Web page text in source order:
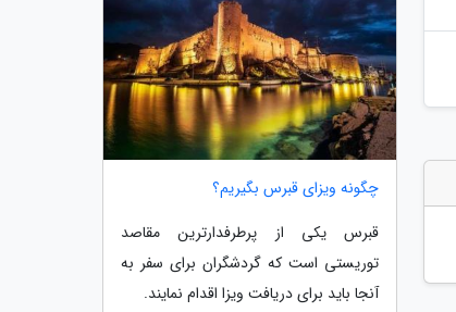
چگونه ویزای قبرس بگیریم؟
قبرس یکی از پرطرفدارترین مقاصد
توریستی است که گردشگران برای سفر به
آنجا باید برای دریافت ویزا اقدام نمایند.